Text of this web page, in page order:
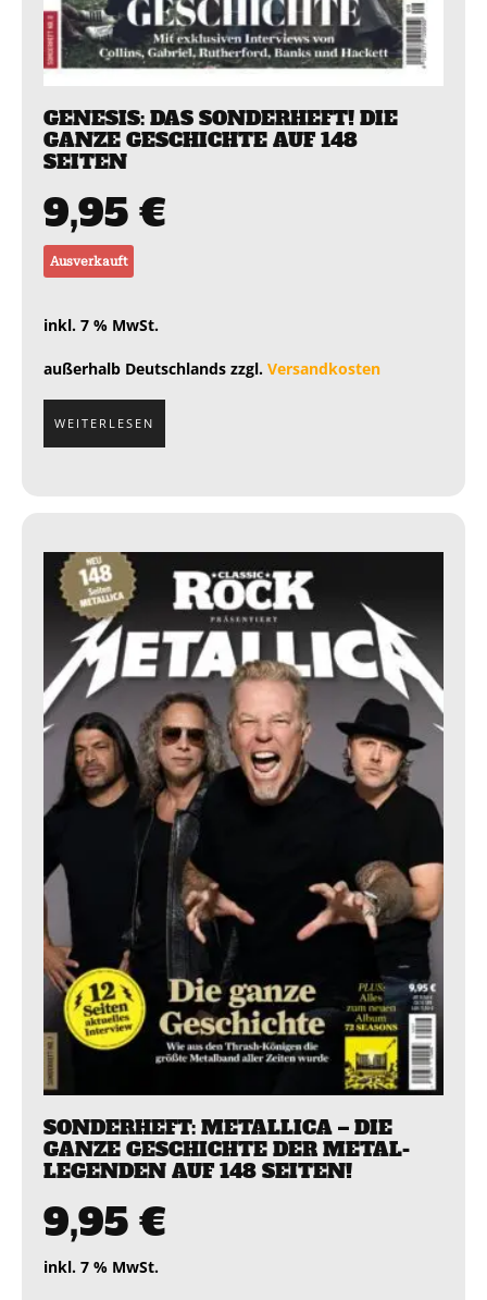
GENESIS: DAS SONDERHEFT! DIE
GANZE GESCHICHTE AUF 148
SEITEN
9,95 €
Ausverkauft
inkl. 7 % MwSt.
außerhalb Deutschlands zzgl. Versandkosten
WEITERLESEN
SONDERHEFT: METALLICA – DIE
GANZE GESCHICHTE DER METAL-
LEGENDEN AUF 148 SEITEN!
9,95 €
inkl. 7 % MwSt.